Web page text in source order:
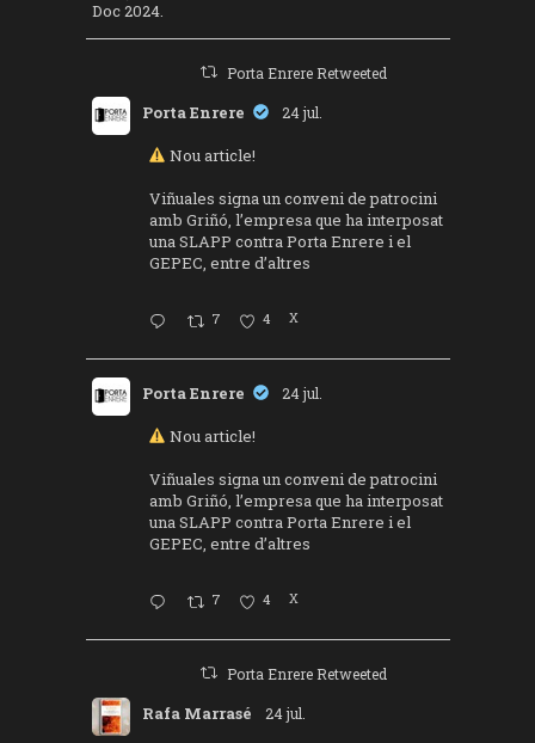
Doc 2024.
Porta Enrere Retweeted
Porta Enrere 24 jul.
Nou article!
Viñuales signa un conveni de patrocini
amb Griñó, l’empresa que ha interposat
una SLAPP contra Porta Enrere i el
GEPEC, entre d’altres
7 4 X
Porta Enrere 24 jul.
Nou article!
Viñuales signa un conveni de patrocini
amb Griñó, l’empresa que ha interposat
una SLAPP contra Porta Enrere i el
GEPEC, entre d’altres
7 4 X
Porta Enrere Retweeted
Rafa Marrasé 24 jul.